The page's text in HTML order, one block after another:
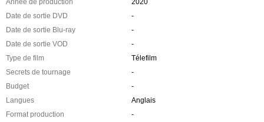
Année de production
2020
Date de sortie DVD
-
Date de sortie Blu-ray
-
Date de sortie VOD
-
Type de film
Télefilm
Secrets de tournage
-
Budget
-
Langues
Anglais
Format production
-